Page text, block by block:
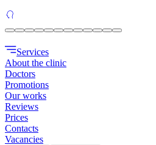
Services
About the clinic
Doctors
Promotions
Our works
Reviews
Prices
Contacts
Vacancies